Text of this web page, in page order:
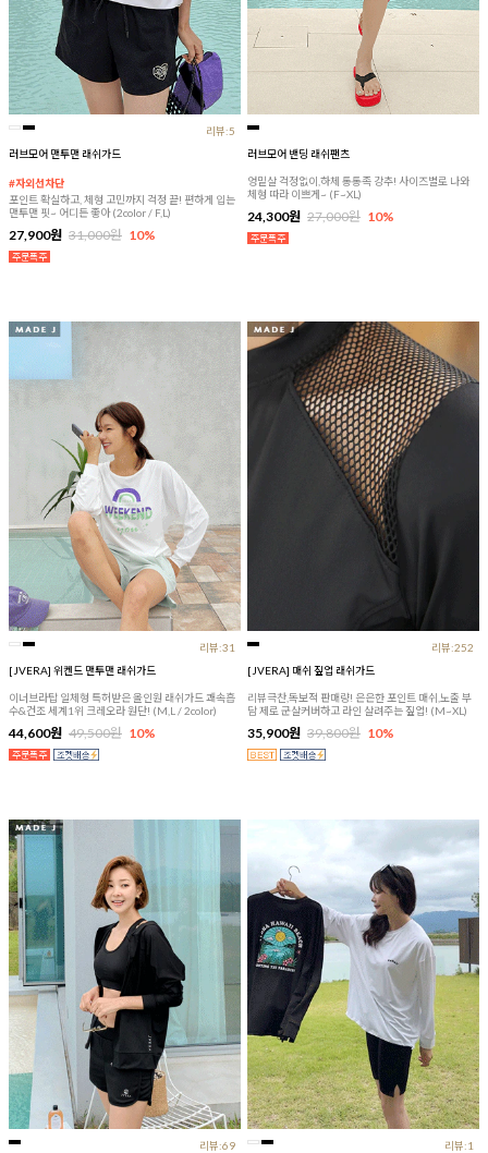
리뷰:5
러브모어 맨투맨 래쉬가드
#자외선차단
포인트 확실하고, 체형 고민까지 걱정 끝! 편하게 입는
맨투맨 핏~ 어디든 좋아 (2color / F,L)
27,900원 31,000원 10%
러브모어 밴딩 래쉬팬츠
엉밑살 걱정없이,하체 통통족 강추! 사이즈별로 나와
체형 따라 이쁘게~ (F~XL)
24,300원 27,000원 10%
리뷰:31
[JVERA] 위켄드 맨투맨 래쉬가드
이너브라탑 일체형 특허받은 올인원 래쉬가드 쾌속흡
수&건조 세계1위 크레오라 원단! (M,L / 2color)
44,600원 49,500원 10%
리뷰:252
[JVERA] 매쉬 짚업 래쉬가드
리뷰극찬,독보적 판매량! 은은한 포인트 매쉬,노출 부
담 제로 군살커버하고 라인 살려주는 짚업! (M~XL)
35,900원 39,800원 10%
리뷰:69
리뷰:1